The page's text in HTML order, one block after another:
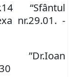
14 “Sfântul
nr.29.01. -
”Dr.Ioan
30